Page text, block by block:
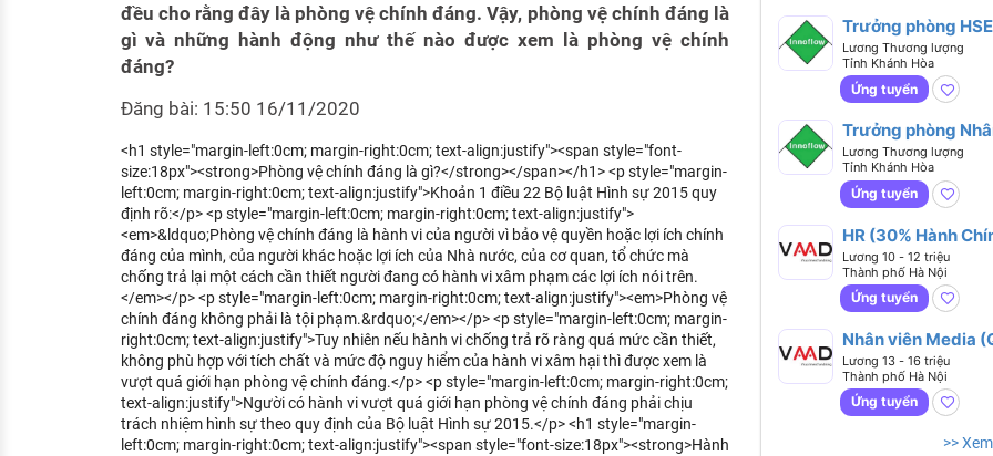
Danh sách nhà tuyển dụng
Nhà tuyển dụng hàng đầu
Mẫu CV hiện đại
Thuế thu nhập
Hồ sơ biểu mẫu
Chính sách lao động
KHÁM PHÁ NGHỀ NGHIỆP
Tử vi nghề nghiệp
Kỹ năng nghề nghiệp
HƯỚNG NGHIỆP VIỆC LÀM
Đặc trưng từng nghề
Xu hướng việc làm
XÂY DỰNG VÀ PHÁT TRIỂN ĐỘI NGŨ
đều cho rằng đây là phòng vệ chính đáng. Vậy, phòng vệ chính đáng là
gì và những hành động như thế nào được xem là phòng vệ chính
đáng?
Đăng bài: 15:50 16/11/2020
<h1 style="margin-left:0cm; margin-right:0cm; text-align:justify"><span style="font-
size:18px"><strong>Phòng vệ chính đáng là gì?</strong></span></h1> <p style="margin-
left:0cm; margin-right:0cm; text-align:justify">Khoản 1 điều 22 Bộ luật Hình sự 2015 quy
định rõ:</p> <p style="margin-left:0cm; margin-right:0cm; text-align:justify">
<em>&ldquo;Phòng vệ chính đáng là hành vi của người vì bảo vệ quyền hoặc lợi ích chính
đáng của mình, của người khác hoặc lợi ích của Nhà nước, của cơ quan, tổ chức mà
chống trả lại một cách cần thiết người đang có hành vi xâm phạm các lợi ích nói trên.
</em></p> <p style="margin-left:0cm; margin-right:0cm; text-align:justify"><em>Phòng vệ
chính đáng không phải là tội phạm.&rdquo;</em></p> <p style="margin-left:0cm; margin-
right:0cm; text-align:justify">Tuy nhiên nếu hành vi chống trả rõ ràng quá mức cần thiết,
không phù hợp với tích chất và mức độ nguy hiểm của hành vi xâm hại thì được xem là
vượt quá giới hạn phòng vệ chính đáng.</p> <p style="margin-left:0cm; margin-right:0cm;
text-align:justify">Người có hành vi vượt quá giới hạn phòng vệ chính đáng phải chịu
trách nhiệm hình sự theo quy định của Bộ luật Hình sự 2015.</p> <h1 style="margin-
left:0cm; margin-right:0cm; text-align:justify"><span style="font-size:18px"><strong>Hành
Trưởng phòng HSE
Lương Thương lượng
Tỉnh Khánh Hòa
Ứng tuyển
Trưởng phòng
Lương Thương lượng
Tỉnh Khánh Hòa
Ứng tuyển
HR (30% Hành
70% Tuyển Dụng)
Lương 10 - 12 triệu
Thành phố Hà Nội
Ứng tuyển
Nhân viên Media
- Dựng)
Lương 13 - 16 triệu
Thành phố Hà Nội
Ứng tuyển
>>